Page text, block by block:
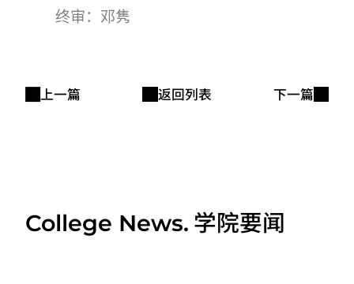
终审：邓隽
上一篇 返回列表 下一篇
College News. 学院要闻